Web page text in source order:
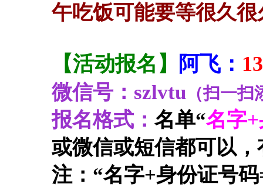
午吃饭可能要等很久很
【活动报名】 阿飞：
微信号：szlvtu （扫一
报名格式： 名单“名字
或微信或短信都可以
注：“名字+身份证号